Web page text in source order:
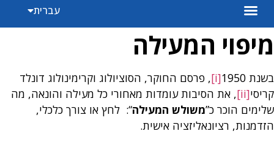
עברית
Español
מיפוי המעילה
בשנת 1950 [i] , פרסם החוקר, הסוציולוג וקרימינולוג דונלד
קריסי[ii]
, את הסיבות עומדות מאחורי כל מעילה והונאה, מה
שלימים הוכר כ”משולש המעילה“: לחץ או צורך כלכלי,
הזדמנות, רציונאליזציה אישית.